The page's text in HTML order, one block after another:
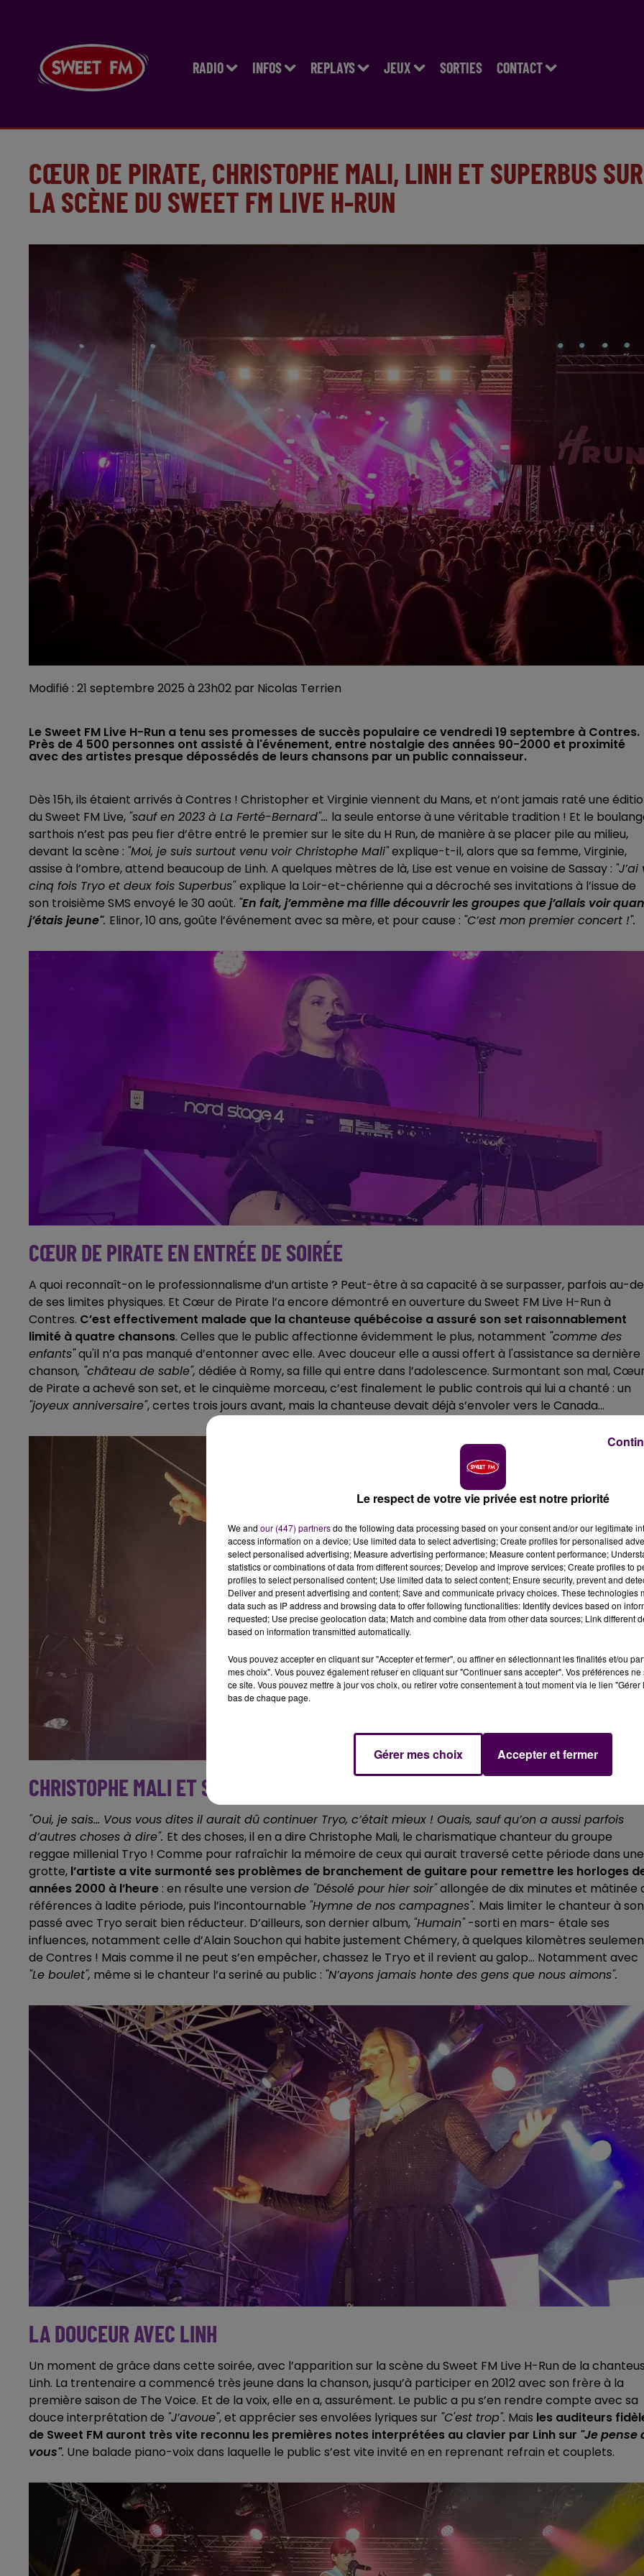
RADIO INFOS REPLAYS JEUX SORTIES CONTACT
CŒUR DE PIRATE, CHRISTOPHE MALI, LINH ET SUPERBUS SUR
LA SCÈNE DU SWEET FM LIVE H-RUN
Modifié : 21 septembre 2025 à 23h02 par Nicolas Terrien
Le Sweet FM Live H-Run a tenu ses promesses de succès populaire ce vendredi 19 septembre à Contres.
Près de 4 500 personnes ont assisté à l'événement, entre nostalgie des années 90-2000 et proximité
avec des artistes presque dépossédés de leurs chansons par un public connaisseur.
Dès 15h, ils étaient arrivés à Contres ! Christopher et Virginie viennent du Mans, et n’ont jamais raté une
du Sweet FM Live, "sauf en 2023 à La Ferté-Bernard"... la seule entorse à une véritable tradition ! Et le
sarthois n’est pas peu fier d’être entré le premier sur le site du H Run, de manière à se placer pile au milieu,
devant la scène : "Moi, je suis surtout venu voir Christophe Mali"explique-t-il, alors que sa femme, Virginie,
assise à l’ombre, attend beaucoup de Linh. A quelques mètres de là, Lise est venue en voisine de Sassay : "J’ai
cinq fois Tryo et deux fois Superbus"explique la Loir-et-chérienne qui a décroché ses invitations à l’issue de
son troisième SMS envoyé le 30 août. "En fait, j’emmène ma fille découvrir les groupes que j’allais voir
j’étais jeune". Elinor, 10 ans, goûte l’événement avec sa mère, et pour cause : "C’est mon premier concert !".
CŒUR DE PIRATE EN ENTRÉE DE SOIRÉE
A quoi reconnaît-on le professionnalisme d’un artiste ? Peut-être à sa capacité à se surpasser, parfois au-
de ses limites physiques. Et Cœur de Pirate l’a encore démontré en ouverture du Sweet FM Live H-Run à
Contres. C’est effectivement malade que la chanteuse québécoise a assuré son set raisonnablement
limité à quatre chansons. Celles que le public affectionne évidemment le plus, notamment "comme des
enfants"qu'il n’a pas manqué d’entonner avec elle. Avec douceur elle a aussi offert à l'assistance sa dernière
chanson, "château de sable", dédiée à Romy, sa fille qui entre dans l’adolescence. Surmontant son mal,
de Pirate a achevé son set, et le cinquième morceau, c’est finalement le public controis qui lui a chanté : un
"joyeux anniversaire", certes trois jours avant, mais la chanteuse devait déjà s’envoler vers le Canada...
CHRISTOPHE MALI ET SES
"Oui, je sais... Vous vous dites il aurait dû continuer Tryo, c’était mieux ! Ouais, sauf qu’on a aussi parfois
d’autres choses à dire". Et des choses, il en a dire Christophe Mali, le charismatique chanteur du groupe
reggae millenial Tryo ! Comme pour rafraîchir la mémoire de ceux qui aurait traversé cette période dans une
grotte, l’artiste a vite surmonté ses problèmes de branchement de guitare pour remettre les horloges
années 2000 à l’heure : en résulte une version de "Désolé pour hier soir"allongée de dix minutes et mâtinée
références à ladite période, puis l’incontournable "Hymne de nos campagnes". Mais limiter le chanteur à son
passé avec Tryo serait bien réducteur. D’ailleurs, son dernier album, "Humain"-sorti en mars- étale ses
influences, notamment celle d’Alain Souchon qui habite justement Chémery, à quelques kilomètres
de Contres ! Mais comme il ne peut s’en empêcher, chassez le Tryo et il revient au galop... Notamment avec
"Le boulet", même si le chanteur l’a seriné au public : "N’ayons jamais honte des gens que nous aimons".
LA DOUCEUR AVEC LINH
Un moment de grâce dans cette soirée, avec l’apparition sur la scène du Sweet FM Live H-Run de la
Linh. La trentenaire a commencé très jeune dans la chanson, jusqu’à participer en 2012 avec son frère à la
première saison de The Voice. Et de la voix, elle en a, assurément. Le public a pu s’en rendre compte avec sa
douce interprétation de "J’avoue", et apprécier ses envolées lyriques sur "C'est trop". Mais les auditeurs
de Sweet FM auront très vite reconnu les premières notes interprétées au clavier par Linh sur "Je pense
vous". Une balade piano-voix dans laquelle le public s’est vite invité en en reprenant refrain et couplets.
Le respect de votre vie privée est notre priorité
We and our (447) partnersdo the following data processing based on your consent and/or our legitimate
access information on a device; Use limited data to select advertising; Create profiles for personalised
select personalised advertising; Measure advertising performance; Measure content performance;
statistics or combinations of data from different sources; Develop and improve services; Create profiles to
profiles to select personalised content; Use limited data to select content; Ensure security, prevent and
Deliver and present advertising and content; Save and communicate privacy choices. These technologies
data such as IP address and browsing data to offer following functionalities: Identify devices based on
requested; Use precise geolocation data; Match and combine data from other data sources; Link different
based on information transmitted automatically.
Vous pouvez accepter en cliquant sur "Accepter et fermer", ou affiner en sélectionnant les finalités et/ou
mes choix". Vous pouvez également refuser en cliquant sur "Continuer sans accepter". Vos préférences
ce site. Vous pouvez mettre à jour vos choix, ou retirer votre consentement à tout moment via le lien
bas de chaque page.
Gérer mes choix Accepter et fermer